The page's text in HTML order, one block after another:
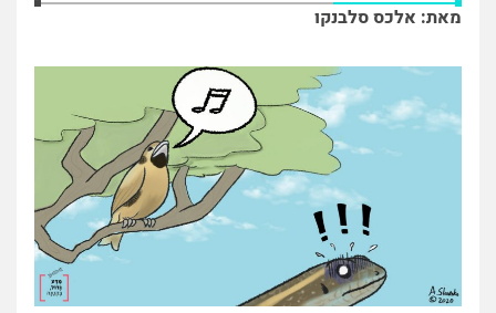
מאת: אלכס סלבנקו